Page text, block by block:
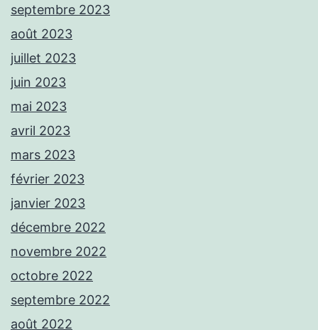
septembre 2023
août 2023
juillet 2023
juin 2023
mai 2023
avril 2023
mars 2023
février 2023
janvier 2023
décembre 2022
novembre 2022
octobre 2022
septembre 2022
août 2022